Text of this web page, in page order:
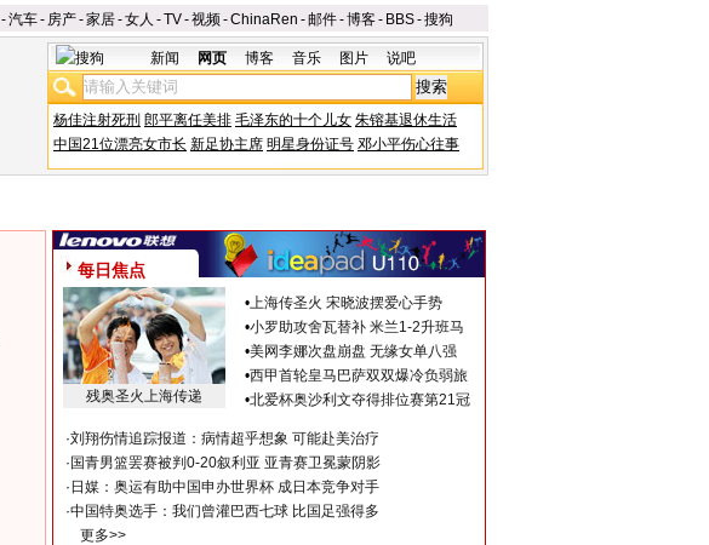
-汽车- 房产-家居-女人 -TV-视频-ChinaRen -邮件-博客- BBS-搜狗
新闻 网页 博客 音乐 图片 说吧
杨佳注射死刑 郎平离任美排 毛泽东的十个儿女 朱镕基退休生活
中国21位漂亮女市长 新足协主席 明星身份证号 邓小平伤心往事
每日焦点
残奥圣火上海传递
•上海传圣火 宋晓波摆爱心手势
•小罗助攻舍瓦替补 米兰1-2升班马
•美网李娜次盘崩盘 无缘女单八强
•西甲首轮皇马巴萨双双爆冷负弱旅
•北爱杯奥沙利文夺得排位赛第21冠
·刘翔伤情追踪报道：病情超乎想象 可能赴美治疗
· 国青男篮罢赛被判0-20叙利亚 亚青赛卫冕蒙阴影
· 日媒：奥运有助中国申办世界杯 成日本竞争对手
·中国特奥选手：我们曾灌巴西七球 比国足强得多
更多>>